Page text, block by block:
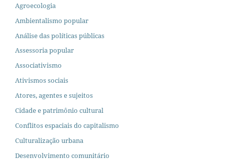
Agroecologia
Ambientalismo popular
Análise das políticas públicas
Assessoria popular
Associativismo
Ativismos sociais
Atores, agentes e sujeitos
Cidade e patrimônio cultural
Conflitos espaciais do capitalismo
Culturalização urbana
Desenvolvimento comunitário